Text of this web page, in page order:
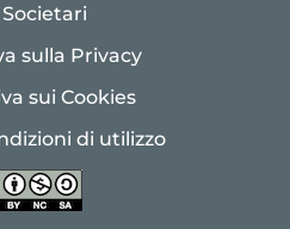
sulla Privacy
sui Cookies
di utilizzo